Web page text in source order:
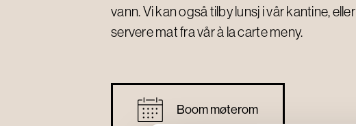
vann. Vi kan også tilby lunsj i vår kantine, eller
servere mat fra vår à la carte meny.
Boom møterom